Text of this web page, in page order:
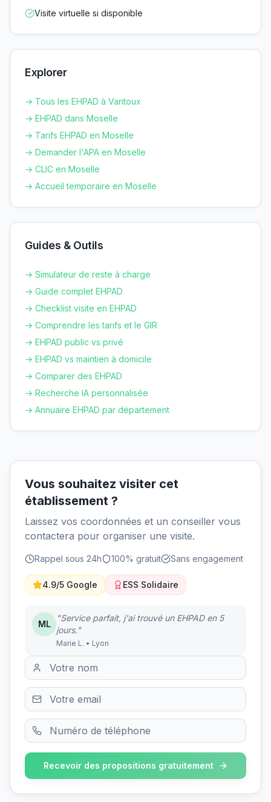
Visite virtuelle si disponible
Explorer
→ Tous les EHPAD à Vantoux
→ EHPAD dans Moselle
→ Tarifs EHPAD en Moselle
→ Demander l'APA en Moselle
→ CLIC en Moselle
→ Accueil temporaire en Moselle
Guides & Outils
→ Simulateur de reste à charge
→ Guide complet EHPAD
→ Checklist visite en EHPAD
→ Comprendre les tarifs et le GIR
→ EHPAD public vs privé
→ EHPAD vs maintien à domicile
→ Comparer des EHPAD
→ Recherche IA personnalisée
→ Annuaire EHPAD par département
Vous souhaitez visiter cet
établissement ?
Laissez vos coordonnées et un conseiller vous
contactera pour organiser une visite.
Rappel sous 24h 100% gratuit Sans engagement
4.9/5 Google ESS Solidaire
ML
"Service parfait, j'ai trouvé un EHPAD en 5
jours."
Marie L. • Lyon
Recevoir des propositions gratuitement